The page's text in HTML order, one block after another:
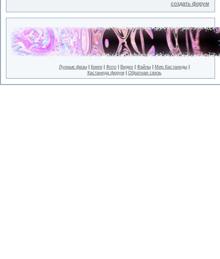
создать форум
Лунные фазы Книги Фото Видео Файлы Мир Кастанеды
Кастанеда форум| Обратная связь